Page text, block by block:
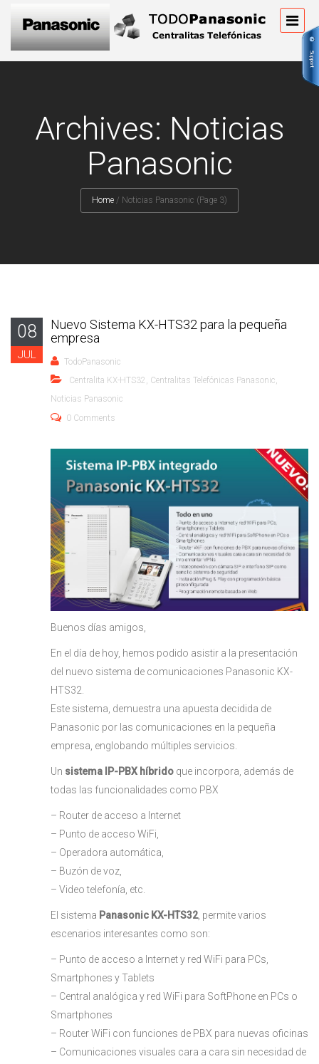
Archives: Noticias
Panasonic
Home / Noticias Panasonic (Page 3)
08
JUL
Nuevo Sistema KX-HTS32 para la pequeña
empresa
TodoPanasonic
Centralita KX-HTS32 , Centralitas Telefónicas Panasonic,
Noticias Panasonic
0 Comments
Buenos días amigos,
En el día de hoy, hemos podido asistir a la presentación
del nuevo sistema de comunicaciones Panasonic KX-
HTS32.
Este sistema, demuestra una apuesta decidida de
Panasonic por las comunicaciones en la pequeña
empresa, englobando múltiples servicios.
Un sistema IP-PBX híbrido que incorpora, además de
todas las funcionalidades como PBX
– Router de acceso a Internet
– Punto de acceso WiFi,
– Operadora automática,
– Buzón de voz,
– Video telefonía, etc.
El sistema Panasonic KX-HTS32, permite varios
escenarios interesantes como son:
– Punto de acceso a Internet y red WiFi para PCs,
Smartphones y Tablets
– Central analógica y red WiFi para SoftPhone en PCs o
Smartphones
– Router WiFi con funciones de PBX para nuevas oficinas
– Comunicaciones visuales cara a cara sin necesidad de